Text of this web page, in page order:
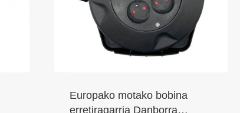
Europako motako bobina
erretiragarria Danborra